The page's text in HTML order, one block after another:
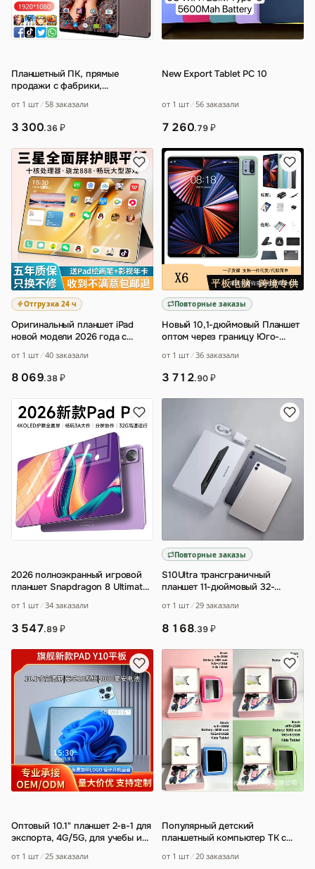
Планшетный ПК, прямые
продажи с фабрики,
планшетный ПК, вызов, трансг
от 1 шт 58 заказали
3 300.36 ₽
New Export Tablet PC 10
от 1 шт 56 заказали
7 260.79₽
Отгрузка 24 ч
Оригинальный планшет iPad
новой модели 2026 года с
от 1 шт 40 заказали
8 069.38₽
Повторные заказы
Новый 10,1-дюймовый Планшет
оптом через границу Юго-
Android у …
от 1 шт 36 заказали
3 712.90₽
2026 полноэкранный игровой
планшет Snapdragon 8 Ultimate
все с …
от 1 шт 34 заказали
3 547.89₽
Повторные заказы
S10Ultra трансграничный
планшет 11-дюймовый 32-
звонков
от 1 шт 29 заказали
8 168.39₽
Оптовый 10.1" планшет 2-в-1 для
экспорта, 4G/5G, для учебы и
от 1 шт 25 заказали
Популярный детский
планшетный компьютер TK с
от 1 шт 20 заказали